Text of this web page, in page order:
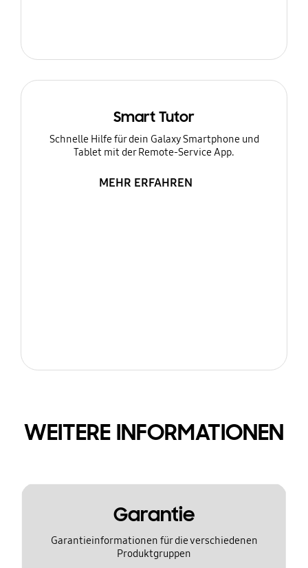
Smart Tutor
Schnelle Hilfe für dein Galaxy Smartphone und
Tablet mit der Remote-Service App.
MEHR ERFAHREN
WEITERE INFORMATIONEN
Garantie
Garantieinformationen für die verschiedenen
Produktgruppen